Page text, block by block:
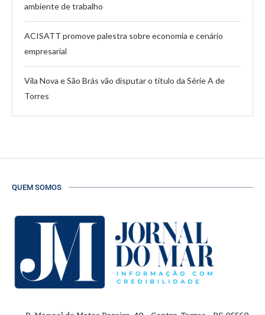
ambiente de trabalho
ACISATT promove palestra sobre economia e cenário
empresarial
Vila Nova e São Brás vão disputar o título da Série A de
Torres
QUEM SOMOS